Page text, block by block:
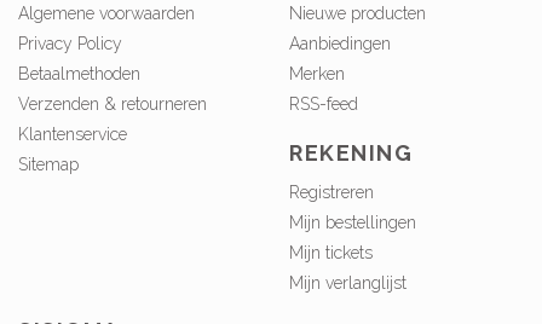
Algemene voorwaarden
Privacy Policy
Betaalmethoden
Verzenden & retourneren
Klantenservice
Sitemap
Nieuwe producten
Aanbiedingen
Merken
RSS-feed
REKENING
Registreren
Mijn bestellingen
Mijn tickets
Mijn verlanglijst